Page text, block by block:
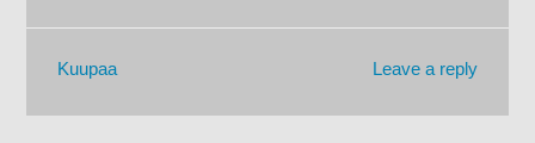
Leave a reply
Kuupaa